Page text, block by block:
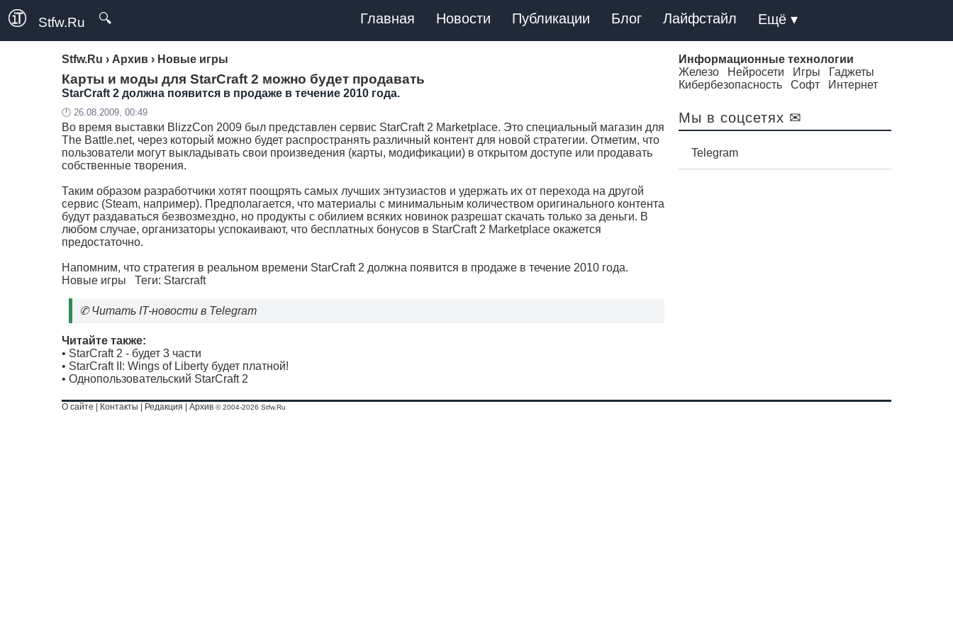
Stfw.Ru 🔍 Главная Новости Публикации Блог Лайфстайл Ещё ▾
Stfw.Ru › Архив › Новые игры
Карты и моды для StarCraft 2 можно будет продавать
StarCraft 2 должна появится в продаже в течение 2010 года.
🕛 26.08.2009, 00:49
Во время выставки BlizzCon 2009 был представлен сервис StarCraft 2 Marketplace. Это специальный магазин для
The Battle.net, через который можно будет распространять различный контент для новой стратегии. Отметим, что
пользователи могут выкладывать свои произведения (карты, модификации) в открытом доступе или продавать
собственные творения.
Таким образом разработчики хотят поощрять самых лучших энтузиастов и удержать их от перехода на другой
сервис (Steam, например). Предполагается, что материалы с минимальным количеством оригинального контента
будут раздаваться безвозмездно, но продукты с обилием всяких новинок разрешат скачать только за деньги. В
любом случае, организаторы успокаивают, что бесплатных бонусов в StarCraft 2 Marketplace окажется
предостаточно.
Напомним, что стратегия в реальном времени StarCraft 2 должна появится в продаже в течение 2010 года.
Новые игры Теги: Starcraft
✆Читать IT-новости в Telegram
Читайте также:
• StarCraft 2 - будет 3 части
• StarCraft II: Wings of Liberty будет платной!
• Однопользовательский StarCraft 2
Информационные технологии
Железо
Нейросети Игры
Гаджеты
Кибербезопасность
Софт Интернет
Мы в соцсетях ✉
Telegram
О сайте Контакты Редакция Архив © 2004-2026 Stfw.Ru